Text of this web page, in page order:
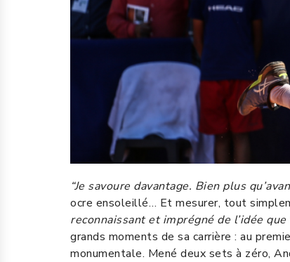
“Je savoure davantage. Bien plus
ocre ensoleillé… Et mesurer, tout
reconnaissant et imprégné de l’idée
grands moments de sa carrière : au
monumentale. Mené deux sets à zéro,